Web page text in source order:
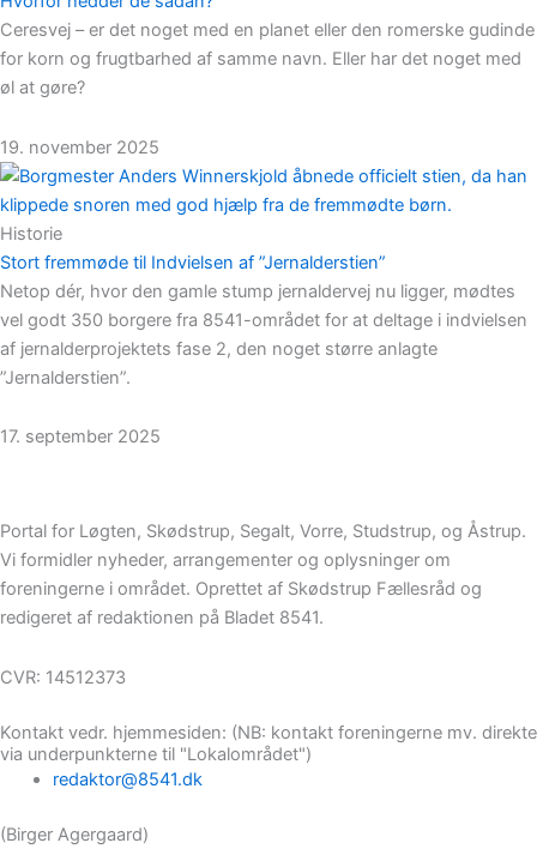
Ceresvej – er det noget med en planet eller den romerske gudinde
for korn og frugtbarhed af samme navn. Eller har det noget med
øl at gøre?
19. november 2025
Historie
Stort fremmøde til Indvielsen af ”Jernalderstien”
Netop dér, hvor den gamle stump jernaldervej nu ligger, mødtes
vel godt 350 borgere fra 8541-området for at deltage i indvielsen
af jernalderprojektets fase 2, den noget større anlagte
”Jernalderstien”.
17. september 2025
Portal for Løgten, Skødstrup, Segalt, Vorre, Studstrup, og Åstrup.
Vi formidler nyheder, arrangementer og oplysninger om
foreningerne i området. Oprettet af Skødstrup Fællesråd og
redigeret af redaktionen på Bladet 8541.
CVR: 14512373
Kontakt vedr. hjemmesiden: (NB: kontakt foreningerne mv. direkte
via underpunkterne til "Lokalområdet")
redaktor@8541.dk
(Birger Agergaard)